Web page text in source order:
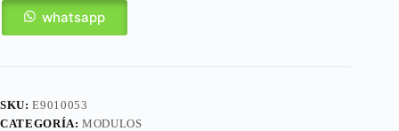
whatsapp
SKU:E9010053
CATEGORÍA:MODULOS